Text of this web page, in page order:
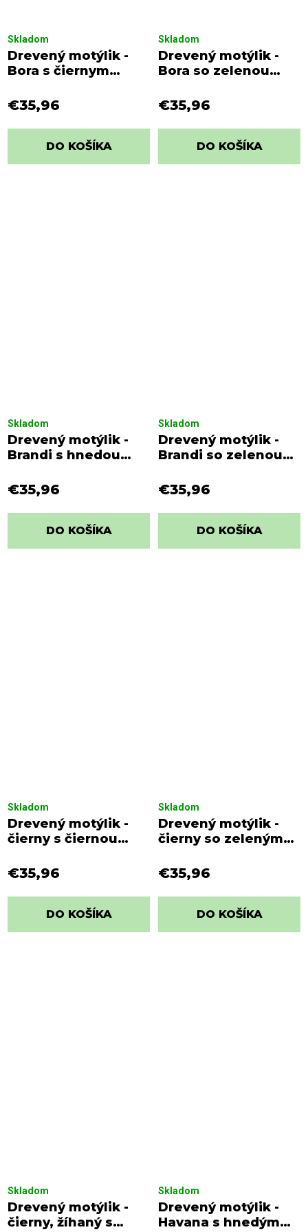
Drevený motýlik -
Bora s čiernym
Skladom
€35,96
DO KOŠÍKA
Drevený motýlik -
Bora so zelenou
bodkami
Skladom
€35,96
DO KOŠÍKA
Drevený motýlik -
Brandi s hnedou
bodkami
Skladom
€35,96
DO KOŠÍKA
Drevený motýlik -
Brandi so zelenou
bodkami
Skladom
€35,96
DO KOŠÍKA
Drevený motýlik -
čierny s čiernou
bodkami
Skladom
€35,96
DO KOŠÍKA
Drevený motýlik -
čierny so zeleným
bodkami
Skladom
€35,96
DO KOŠÍKA
Drevený motýlik -
čierny, žíhaný s
Skladom
Drevený motýlik -
Havana s hnedým
Skladom